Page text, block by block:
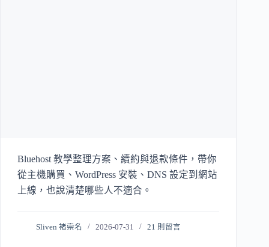
Bluehost 教學整理方案、續約與退款條件，帶你
從主機購買、WordPress 安裝、DNS 設定到網站
上線，也說清楚哪些人不適合。
Sliven 褚崇名 2026-07-31 21 則留言